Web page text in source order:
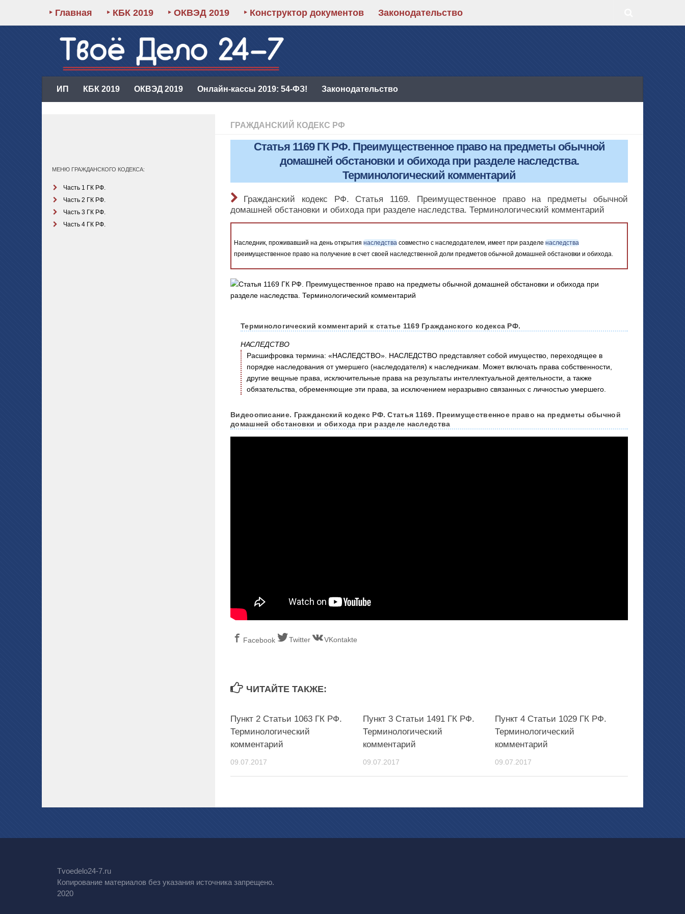
‣ Главная ‣ КБК 2019 ‣ ОКВЭД 2019 ‣ Конструктор документов Законодательство
ИП КБК 2019 ОКВЭД 2019 Онлайн-кассы 2019: 54-ФЗ! Законодательство
ГРАЖДАНСКИЙ КОДЕКС РФ
Статья 1169 ГК РФ. Преимущественное право на предметы обычной
домашней обстановки и обихода при разделе наследства.
Терминологический комментарий
Гражданский кодекс РФ. Статья 1169. Преимущественное право на предметы обычной
домашней обстановки и обихода при разделе наследства. Терминологический комментарий
Наследник, проживавший на день открытия наследства совместно с наследодателем, имеет при разделе наследства
преимущественное право на получение в счет своей наследственной доли предметов обычной домашней обстановки и обихода.
Терминологический комментарий к статье 1169 Гражданского кодекса РФ.
НАСЛЕДСТВО
Расшифровка термина: «НАСЛЕДСТВО». НАСЛЕДСТВО представляет собой имущество, переходящее в
порядке наследования от умершего (наследодателя) к наследникам. Может включать права собственности,
другие вещные права, исключительные права на результаты интеллектуальной деятельности, а также
обязательства, обременяющие эти права, за исключением неразрывно связанных с личностью умершего.
Видеоописание. Гражданский кодекс РФ. Статья 1169. Преимущественное право на предметы обычной
домашней обстановки и обихода при разделе наследства
Facebook Twitter VKontakte
ЧИТАЙТЕ ТАКЖЕ:
Пункт 2 Статьи 1063 ГК РФ.
Терминологический
комментарий
09.07.2017
Пункт 3 Статьи 1491 ГК РФ.
Терминологический
комментарий
09.07.2017
Пункт 4 Статьи 1029 ГК РФ.
Терминологический
комментарий
09.07.2017
МЕНЮ ГРАЖДАНСКОГО КОДЕКСА:
Часть 1 ГК РФ.
Часть 2 ГК РФ.
Часть 3 ГК РФ.
Часть 4 ГК РФ.
Tvoedelo24-7.ru
Копирование материалов без указания источника запрещено.
2020